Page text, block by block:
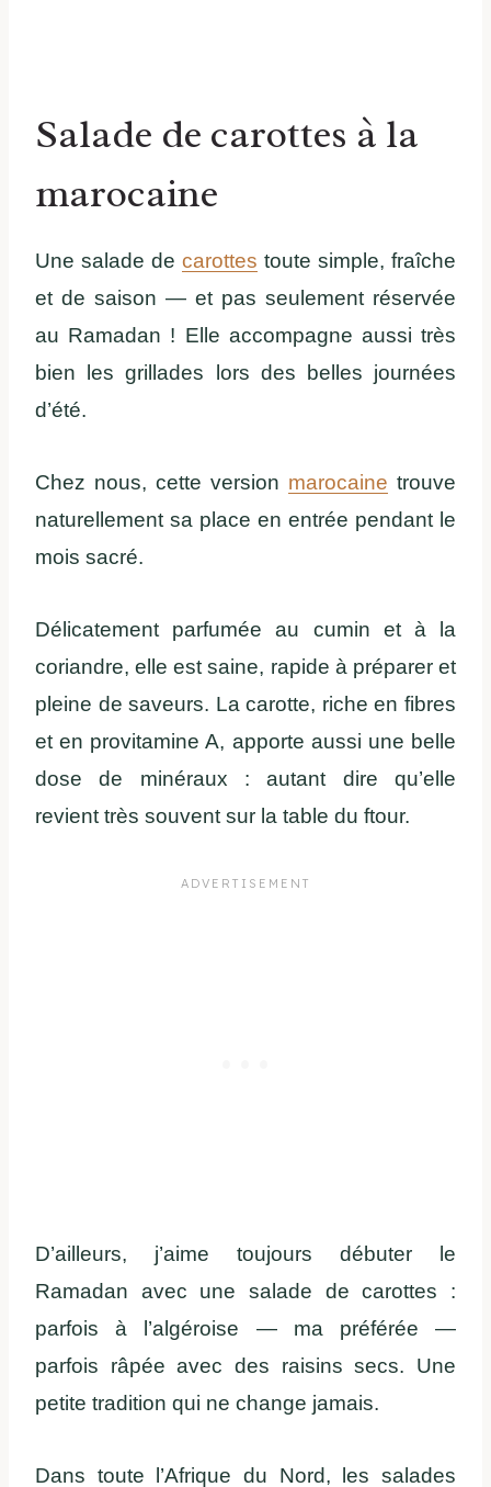
Salade de carottes à la
marocaine
Une salade de carottes toute simple, fraîche
et de saison — et pas seulement réservée
au Ramadan ! Elle accompagne aussi très
bien les grillades lors des belles journées
d’été.
Chez nous, cette version marocaine trouve
naturellement sa place en entrée pendant le
mois sacré.
Délicatement parfumée au cumin et à la
coriandre, elle est saine, rapide à préparer et
pleine de saveurs. La carotte, riche en fibres
et en provitamine A, apporte aussi une belle
dose de minéraux : autant dire qu’elle
revient très souvent sur la table du ftour.
D’ailleurs, j’aime toujours débuter le
Ramadan avec une salade de carottes :
parfois à l’algéroise — ma préférée —
parfois râpée avec des raisins secs. Une
petite tradition qui ne change jamais.
Dans toute l’Afrique du Nord, les salades